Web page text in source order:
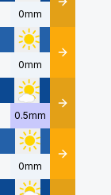
0mm Détails
0mm Détails
0.5mm Détails
0mm Détails